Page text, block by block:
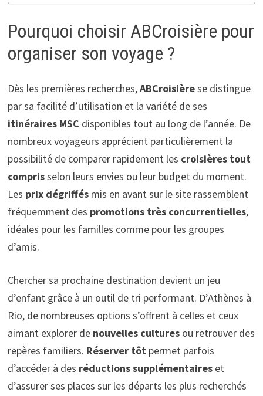
Pourquoi choisir ABCroisière pour
organiser son voyage ?
Dès les premières recherches,ABCroisièrese distingue
par sa facilité d’utilisation et la variété de ses
itinéraires MSC disponibles tout au long de l’année. De
nombreux voyageurs apprécient particulièrement la
possibilité de comparer rapidement les croisières tout
comprisselon leurs envies ou leur budget du moment.
Les prix dégriffésmis en avant sur le site rassemblent
fréquemment des promotions très concurrentielles,
idéales pour les familles comme pour les groupes
d’amis.
Chercher sa prochaine destination devient un jeu
d’enfant grâce à un outil de tri performant. D’Athènes à
Rio, de nombreuses options s’offrent à celles et ceux
aimant explorer de nouvelles culturesou retrouver des
repères familiers. Réserver tôtpermet parfois
d’accéder à des réductions supplémentaireset
d’assurer ses places sur les départs les plus recherchés